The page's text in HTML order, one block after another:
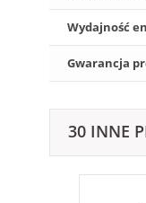
Wydajność
Gwarancja
30 INNE